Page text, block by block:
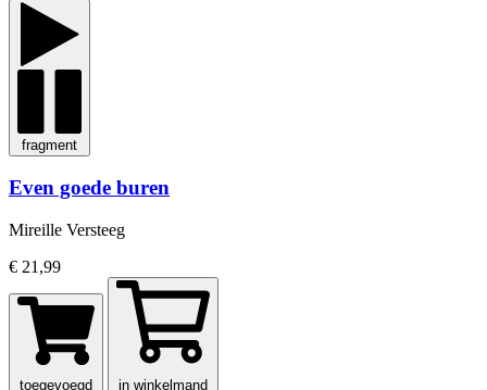
fragment
Even goede buren
Mireille Versteeg
€ 21,99
toegevoegd in winkelmand